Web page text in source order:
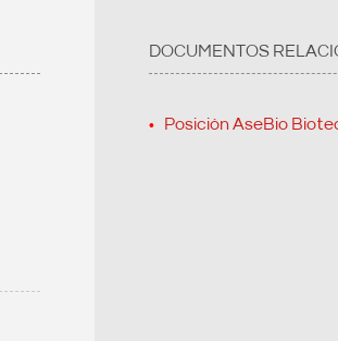
DOCUMENTOS
Posición AseBio